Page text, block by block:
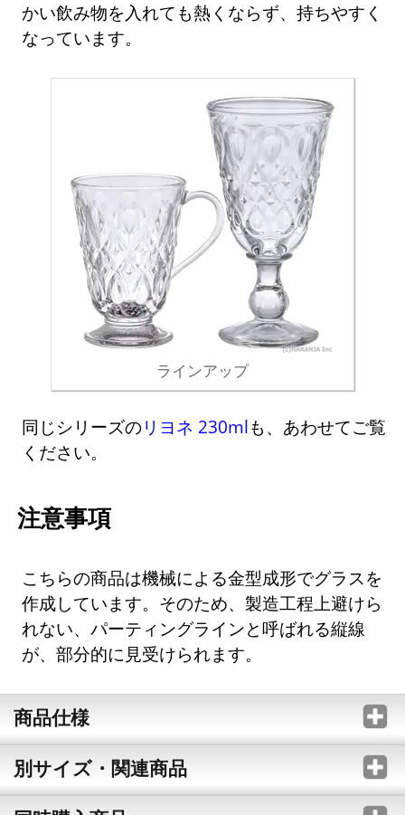
かい飲み物を入れても熱くならず、持ちやすく
なっています。
ラインアップ
同じシリーズのリヨネ 230mlも、あわせてご覧
ください。
注意事項
こちらの商品は機械による金型成形でグラスを
作成しています。そのため、製造工程上避けら
れない、パーティングラインと呼ばれる縦線
が、部分的に見受けられます。
商品仕様
別サイズ・関連商品